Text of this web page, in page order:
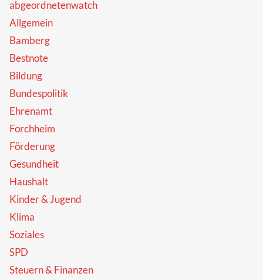
abgeordnetenwatch
Allgemein
Bamberg
Bestnote
Bildung
Bundespolitik
Ehrenamt
Forchheim
Förderung
Gesundheit
Haushalt
Kinder & Jugend
Klima
Soziales
SPD
Steuern & Finanzen